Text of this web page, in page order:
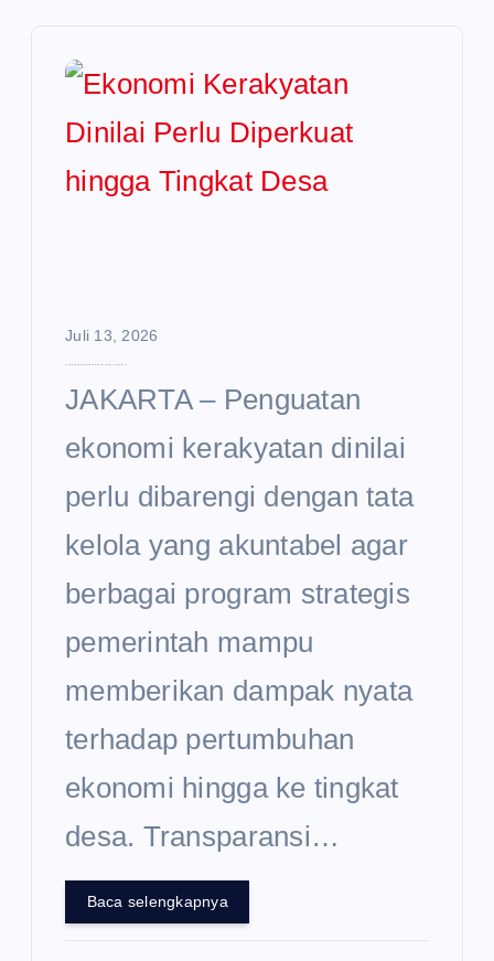
Juli 13, 2026
JAKARTA – Penguatan
ekonomi kerakyatan dinilai
perlu dibarengi dengan tata
kelola yang akuntabel agar
berbagai program strategis
pemerintah mampu
memberikan dampak nyata
terhadap pertumbuhan
ekonomi hingga ke tingkat
desa. Transparansi…
Baca selengkapnya